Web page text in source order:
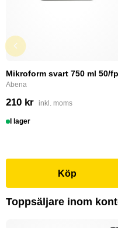
Mikroform svart 750 ml 50/fp
Abena
210 kr inkl. moms
I lager
Köp
Toppsäljare inom